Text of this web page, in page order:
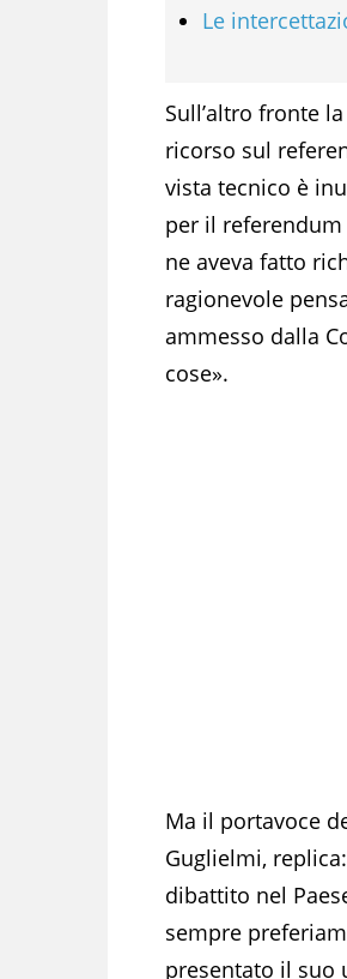
Le
Sull’altro fronte
ricorso sul
vista tecnico è
per il
ne aveva fatto
ragionevole
ammesso dalla
cose».
Ma il portavoce
Guglielmi,
dibattito nel
sempre
presentato il suo